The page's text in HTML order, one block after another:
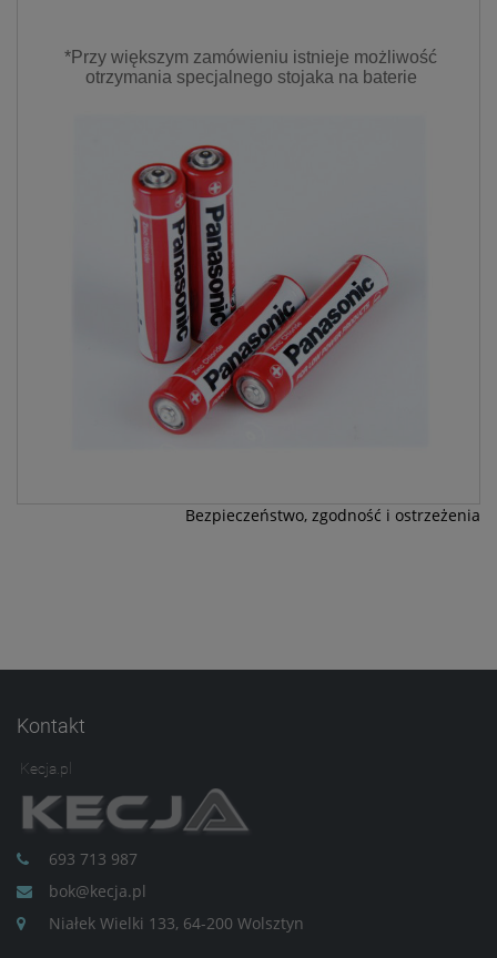
*Przy większym zamówieniu istnieje możliwość
otrzymania specjalnego stojaka na baterie
Bezpieczeństwo, zgodność i ostrzeżenia
Kontakt
Kecja.pl
693 713 987
bok@kecja.pl
Niałek Wielki 133, 64-200 Wolsztyn